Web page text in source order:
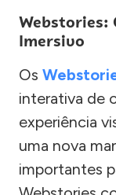
Webstories:
Imersivo
Os
interativa de
experiência
uma nova
importantes